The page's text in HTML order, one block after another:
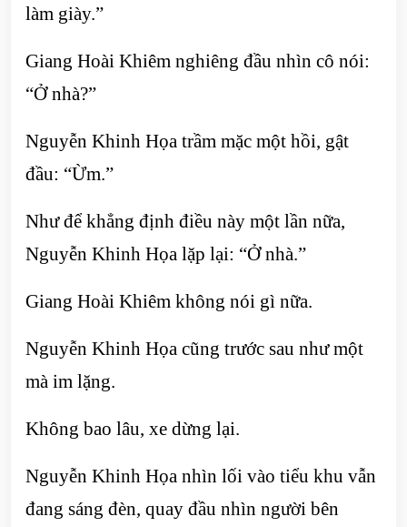
làm giày.”
Giang Hoài Khiêm nghiêng đầu nhìn cô nói:
“Ở nhà?”
Nguyễn Khinh Họa trầm mặc một hồi, gật
đầu: “Ừm.”
Như để khẳng định điều này một lần nữa,
Nguyễn Khinh Họa lặp lại: “Ở nhà.”
Giang Hoài Khiêm không nói gì nữa.
Nguyễn Khinh Họa cũng trước sau như một
mà im lặng.
Không bao lâu, xe dừng lại.
Nguyễn Khinh Họa nhìn lối vào tiểu khu vẫn
đang sáng đèn, quay đầu nhìn người bên